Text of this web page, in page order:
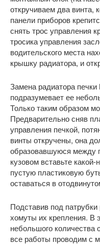
откручиваем два винта,
панели приборов
снять трос управления
тросика управления
водительского места
крышку радиатора, и
Замена радиатора
подразумевает ее
Только таким образом
Предварительно сняв
управления печкой,
винты откручены, она
образовавшуюся между
кузовом вставьте
пустую пластиковую
оставаться в
Подставив под
хомуты их крепления. В
небольшого
все работы проводим с